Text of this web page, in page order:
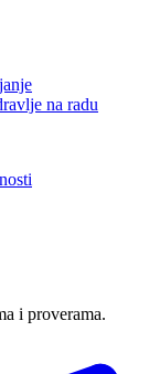
na radu
i proverama.